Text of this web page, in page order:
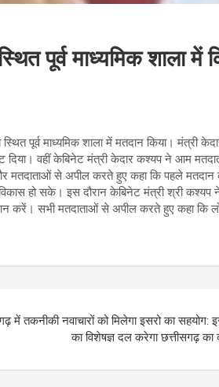
पूर्व माध्यमिक शाला में
पूर्व माध्यमिक शाला में मतदान किया। मंत्री
वहीं केबिनेट मंत्री केदार कश्यप ने आम
मतदाताओं से अपील करते हुए कहा कि पहले मतदान
हो सके। इस दौरान केबिनेट मंत्री श्री कश्यप ने
करें। सभी मतदाताओं से अपील करते हुए कहा कि
में तकनीकी नवाचारों को मिलेगा इसरो का सहयोग:
का विशेषज्ञ दल करेगा छत्तीसगढ़ का